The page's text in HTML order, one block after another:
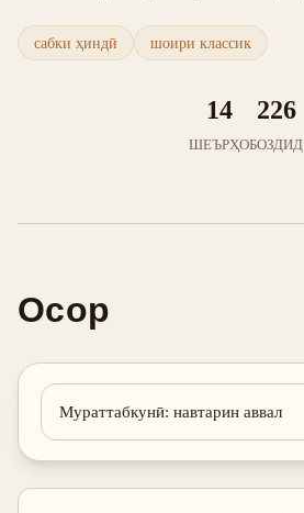
сабки ҳиндӣ шоири классик
14
ШЕЪРҲО
226
БОЗДИД
Осор
Мураттабкунӣ: навтарин аввал